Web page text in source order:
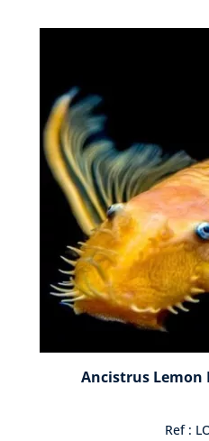
Ancistrus Lemon
Ref :